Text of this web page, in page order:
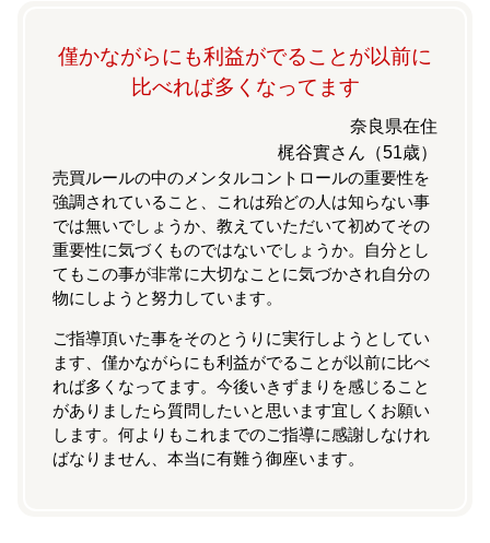
僅かながらにも利益がでることが以前に
比べれば多くなってます
奈良県在住
梶谷實さん（51歳）
売買ルールの中のメンタルコントロールの重要性を
強調されていること、これは殆どの人は知らない事
では無いでしょうか、教えていただいて初めてその
重要性に気づくものではないでしょうか。自分とし
てもこの事が非常に大切なことに気づかされ自分の
物にしようと努力しています。
ご指導頂いた事をそのとうりに実行しようとしてい
ます、僅かながらにも利益がでることが以前に比べ
れば多くなってます。今後いきずまりを感じること
がありましたら質問したいと思います宜しくお願い
します。何よりもこれまでのご指導に感謝しなけれ
ばなりません、本当に有難う御座います。